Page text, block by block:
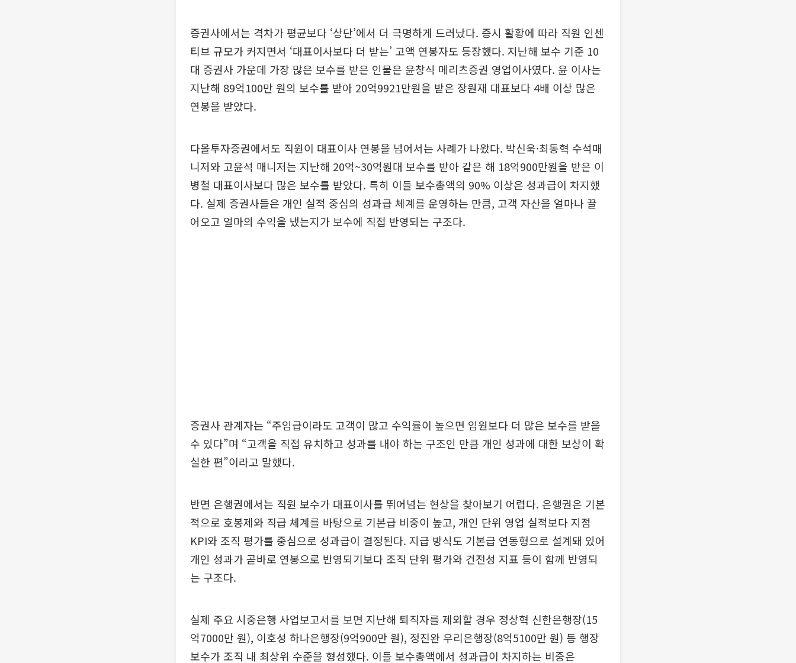
증권사에서는 격차가 평균보다 ‘상단’에서 더 극명하게 드러났다. 증시 활황에 따라 직원 인센
티브 규모가 커지면서 ‘대표이사보다 더 받는’ 고액 연봉자도 등장했다. 지난해 보수 기준 10
대 증권사 가운데 가장 많은 보수를 받은 인물은 윤창식 메리츠증권 영업이사였다. 윤 이사는
지난해 89억100만 원의 보수를 받아 20억9921만원을 받은 장원재 대표보다 4배 이상 많은
연봉을 받았다.
다올투자증권에서도 직원이 대표이사 연봉을 넘어서는 사례가 나왔다. 박신욱·최동혁 수석매
니저와 고윤석 매니저는 지난해 20억~30억원대 보수를 받아 같은 해 18억900만원을 받은 이
병철 대표이사보다 많은 보수를 받았다. 특히 이들 보수총액의 90% 이상은 성과급이 차지했
다. 실제 증권사들은 개인 실적 중심의 성과급 체계를 운영하는 만큼, 고객 자산을 얼마나 끌
어오고 얼마의 수익을 냈는지가 보수에 직접 반영되는 구조다.
증권사 관계자는 “주임급이라도 고객이 많고 수익률이 높으면 임원보다 더 많은 보수를 받을
수 있다”며 “고객을 직접 유치하고 성과를 내야 하는 구조인 만큼 개인 성과에 대한 보상이 확
실한 편”이라고 말했다.
반면 은행권에서는 직원 보수가 대표이사를 뛰어넘는 현상을 찾아보기 어렵다. 은행권은 기본
적으로 호봉제와 직급 체계를 바탕으로 기본급 비중이 높고, 개인 단위 영업 실적보다 지점
KPI와 조직 평가를 중심으로 성과급이 결정된다. 지급 방식도 기본급 연동형으로 설계돼 있어
개인 성과가 곧바로 연봉으로 반영되기보다 조직 단위 평가와 건전성 지표 등이 함께 반영되
는 구조다.
실제 주요 시중은행 사업보고서를 보면 지난해 퇴직자를 제외할 경우 정상혁 신한은행장(15
억7000만 원), 이호성 하나은행장(9억900만 원), 정진완 우리은행장(8억5100만 원) 등 행장
보수가 조직 내 최상위 수준을 형성했다. 이들 보수총액에서 성과급이 차지하는 비중은